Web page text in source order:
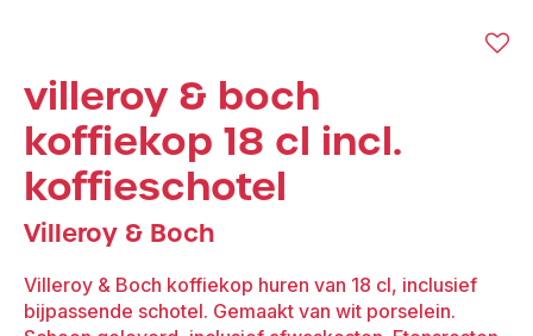
villeroy & boch
koffiekop 18 cl incl.
koffieschotel
Villeroy & Boch
Villeroy & Boch koffiekop huren van 18 cl, inclusief
bijpassende schotel. Gemaakt van wit porselein.